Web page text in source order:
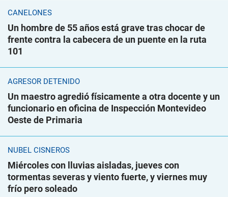
CANELONES
Un hombre de 55 años está grave tras chocar de
frente contra la cabecera de un puente en la ruta
101
AGRESOR DETENIDO
Un maestro agredió físicamente a otra docente y un
funcionario en oficina de Inspección Montevideo
Oeste de Primaria
NUBEL CISNEROS
Miércoles con lluvias aisladas, jueves con
tormentas severas y viento fuerte, y viernes muy
frío pero soleado